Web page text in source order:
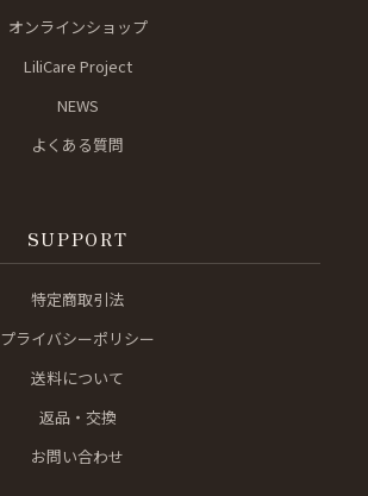
オンラインショップ
LiliCare Project
NEWS
よくある質問
SUPPORT
特定商取引法
プライバシーポリシー
送料について
返品・交換
お問い合わせ